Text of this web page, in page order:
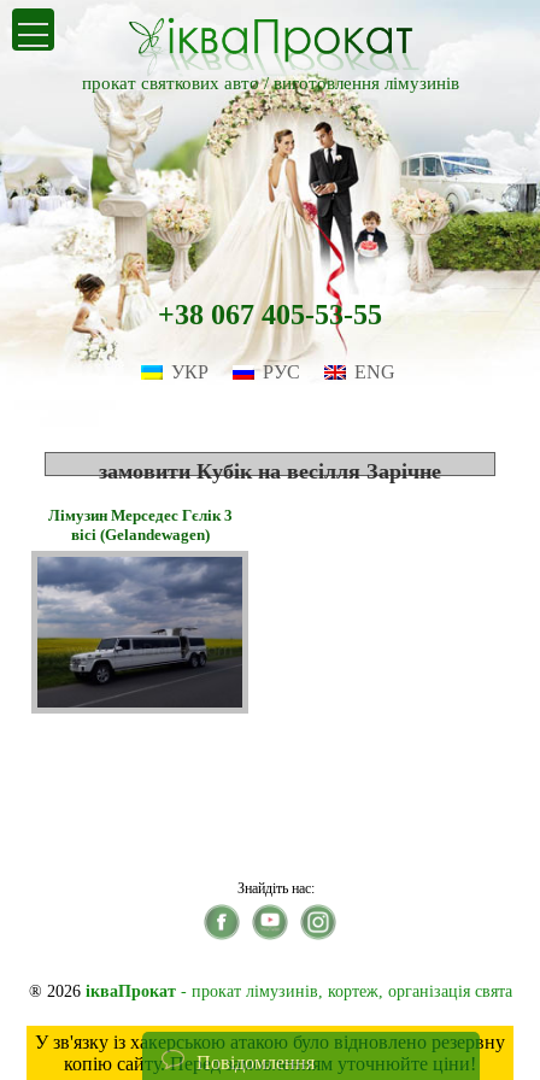
прокат святкових авто /виготовлення лімузинів
+38 067 405-53-55
УКР РУС ENG
замовити Кубік на весілля Зарічне
Лімузин Мерседес Гєлік 3
вісі (Gelandewagen)
Знайдіть нас:
® 2026 ікваПрокат- прокат лімузинів, кортеж, організація свята
У зв'язку із хакерською атакою було відновлено резервну
копію сайту. Перед замовленням уточнюйте ціни!
Повідомлення